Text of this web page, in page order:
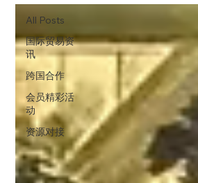
All Posts
国际贸易资
讯
跨国合作
会员精彩活
动
资源对接